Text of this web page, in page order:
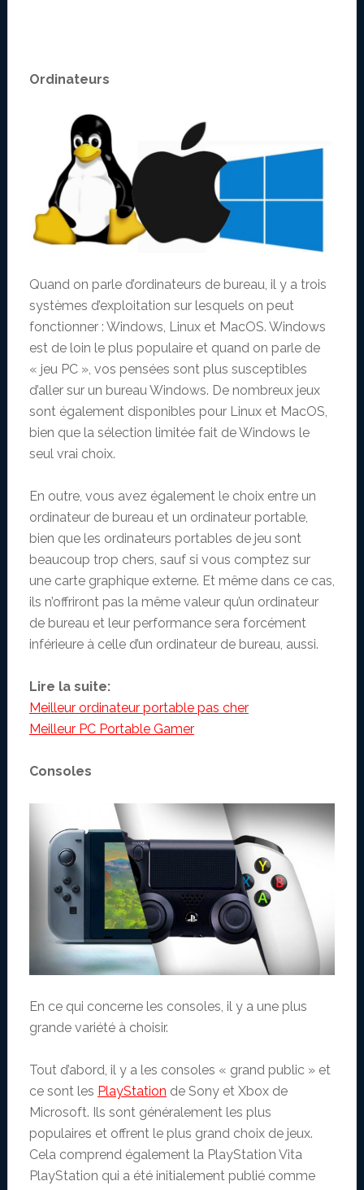
Ordinateurs
Quand on parle d’ordinateurs de bureau, il y a trois
systèmes d’exploitation sur lesquels on peut
fonctionner : Windows, Linux et MacOS. Windows
est de loin le plus populaire et quand on parle de
« jeu PC », vos pensées sont plus susceptibles
d’aller sur un bureau Windows. De nombreux jeux
sont également disponibles pour Linux et MacOS,
bien que la sélection limitée fait de Windows le
seul vrai choix.
En outre, vous avez également le choix entre un
ordinateur de bureau et un ordinateur portable,
bien que les ordinateurs portables de jeu sont
beaucoup trop chers, sauf si vous comptez sur
une carte graphique externe. Et même dans ce cas,
ils n’offriront pas la même valeur qu’un ordinateur
de bureau et leur performance sera forcément
inférieure à celle d’un ordinateur de bureau, aussi.
Lire la suite:
Meilleur ordinateur portable pas cher
Meilleur PC Portable Gamer
Consoles
En ce qui concerne les consoles, il y a une plus
grande variété à choisir.
Tout d’abord, il y a les consoles « grand public » et
ce sont les PlayStation de Sony et Xbox de
Microsoft. Ils sont généralement les plus
populaires et offrent le plus grand choix de jeux.
Cela comprend également la PlayStation Vita
PlayStation qui a été initialement publié comme